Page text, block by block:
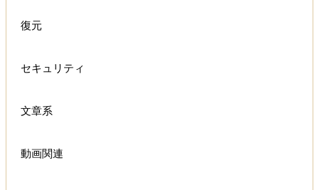
復元
セキュリティ
文章系
動画関連